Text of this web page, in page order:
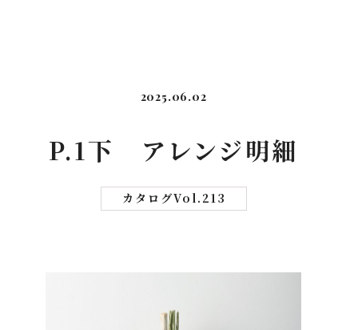
2025.06.02
P.1下 アレンジ明細
カタログVol.213